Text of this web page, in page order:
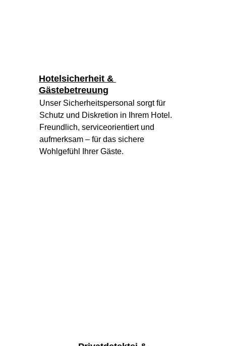
Unser Sicherheitspersonal sorgt für
Schutz und Diskretion in Ihrem Hotel.
Freundlich, serviceorientiert und
aufmerksam – für das sichere
Wohlgefühl Ihrer Gäste.
Hotelsicherheit &
Gästebetreuung